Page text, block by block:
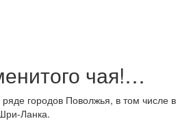
чая!…
городов Поволжья, в том числе в
Ланка.